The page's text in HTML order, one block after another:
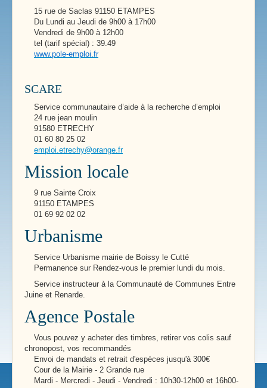
15 rue de Saclas 91150 ETAMPES
Du Lundi au Jeudi de 9h00 à 17h00
Vendredi de 9h00 à 12h00
tel (tarif spécial) : 39.49
www.pole-emploi.fr
SCARE
Service communautaire d’aide à la recherche d’emploi
24 rue jean moulin
91580 ETRECHY
01 60 80 25 02
emploi.etrechy@orange.fr
Mission locale
9 rue Sainte Croix
91150 ETAMPES
01 69 92 02 02
Urbanisme
Service Urbanisme mairie de Boissy le Cutté
Permanence sur Rendez-vous le premier lundi du mois.
Service instructeur à la Communauté de Communes Entre
Juine et Renarde.
Agence Postale
Vous pouvez y acheter des timbres, retirer vos colis sauf
chronopost, vos recommandés
Envoi de mandats et retrait d'espèces jusqu'à 300€
Cour de la Mairie - 2 Grande rue
Mardi - Mercredi - Jeudi - Vendredi : 10h30-12h00 et 16h00-